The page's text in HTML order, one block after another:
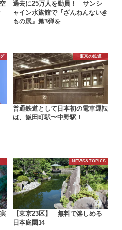
過去に25万人を動員！ サンシ
ャイン水族館で『ざんねんないき
もの展』第3弾を…
東京の鉄道
普通鉄道として日本初の電車運転
は、飯田町駅〜中野駅！
NEWS&TOPICS
【東京23区】 無料で楽しめる
日本庭園14